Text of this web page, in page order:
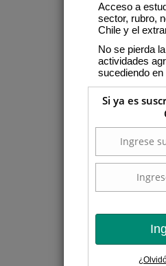
Acceso a
sector, rubro,
Chile y el
No se pierda
actividades
sucediendo en
Si ya es